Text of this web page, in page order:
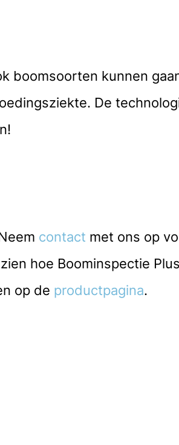
boomsoorten kunnen
De
contact met ons op
hoe Boominspectie Plus
op de productpagina.